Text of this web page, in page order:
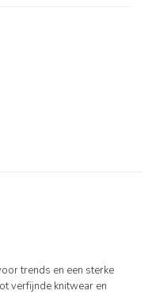
trends en een sterke
verfijnde knitwear en